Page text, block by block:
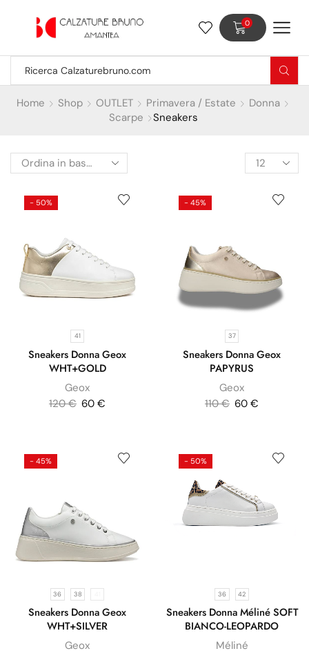
0
Home Shop OUTLET Primavera / Estate
Donna
Scarpe
Sneakers
- 50%
41
Sneakers Donna Geox
WHT+GOLD
Geox
120€ 60 €
- 45%
37
Sneakers Donna Geox
PAPYRUS
Geox
110€ 60 €
- 45%
36 38
Sneakers Donna Geox
WHT+SILVER
Geox
- 50%
36 42
Sneakers Donna Méliné SOFT
BIANCO-LEOPARDO
Méliné